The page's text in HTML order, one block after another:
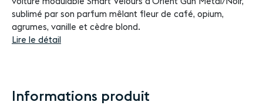
d’images
sublimé par son parfum mêlant fleur de café, opium,
agrumes, vanille et cèdre blond.
Lire le détail
Informations produit